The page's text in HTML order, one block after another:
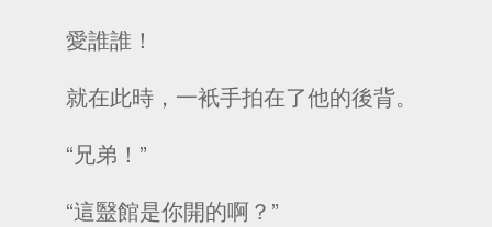
愛誰誰！
就在此時，一衹手拍在了他的後背。
“兄弟！”
“這毉館是你開的啊？”